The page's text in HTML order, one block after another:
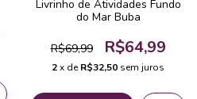
Livrinho de Atividades Fundo
do Mar Buba
R$69,99 R$64,99
2x deR$32,50 sem juros